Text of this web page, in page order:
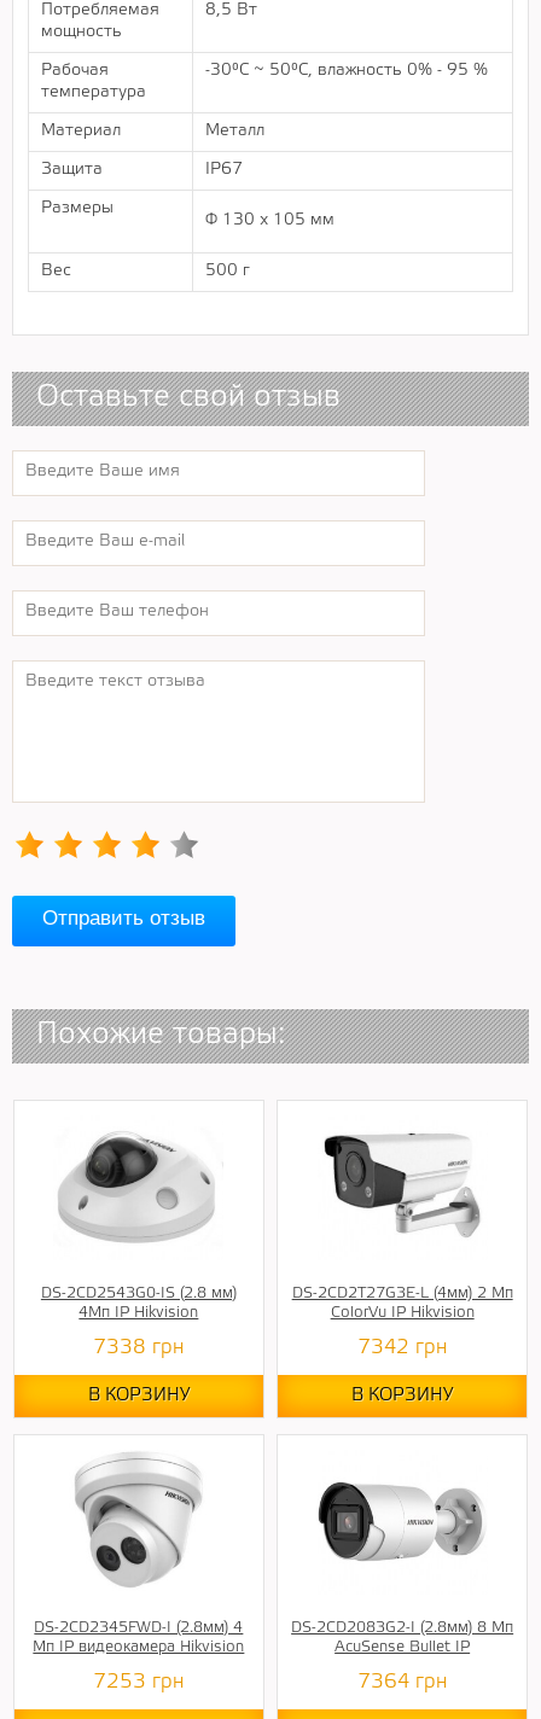
Потребляемая
мощность
8,5 Вт
Рабочая
температура
-30°C ~ 50°C, влажность 0% - 95 %
Материал Металл
Защита IP67
Размеры
Ф 130 х 105 мм
Вес 500 г
Оставьте свой отзыв
Отправить отзыв
Похожие товары:
DS-2CD2543G0-IS (2.8 мм)
4Мп IP Hikvision
7338 грн
В КОРЗИНУ
DS-2CD2T27G3E-L (4мм) 2 Мп
ColorVu IP Hikvision
7342 грн
В КОРЗИНУ
DS-2CD2345FWD-I (2.8мм) 4
Мп IP видеокамера Hikvision
7253 грн
DS-2CD2083G2-I (2.8мм) 8 Мп
AcuSense Bullet IP
7364 грн